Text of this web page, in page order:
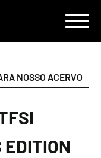
NOSSO ACERVO
EDITION